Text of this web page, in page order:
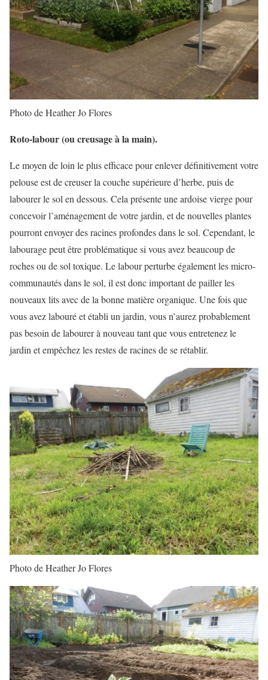
Photo de Heather Jo Flores
Roto-labour (ou creusage à la main).
Le moyen de loin le plus efficace pour enlever définitivement votre
pelouse est de creuser la couche supérieure d’herbe, puis de
labourer le sol en dessous. Cela présente une ardoise vierge pour
concevoir l’aménagement de votre jardin, et de nouvelles plantes
pourront envoyer des racines profondes dans le sol. Cependant, le
labourage peut être problématique si vous avez beaucoup de
roches ou de sol toxique. Le labour perturbe également les micro-
communautés dans le sol, il est donc important de pailler les
nouveaux lits avec de la bonne matière organique. Une fois que
vous avez labouré et établi un jardin, vous n’aurez probablement
pas besoin de labourer à nouveau tant que vous entretenez le
jardin et empêchez les restes de racines de se rétablir.
Photo de Heather Jo Flores